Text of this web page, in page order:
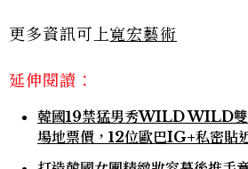
更多資訊可上寬宏藝術
延伸閱讀：
韓國19禁猛男秀WILD WILD雙
場地票價，12位歐巴IG+私密貼